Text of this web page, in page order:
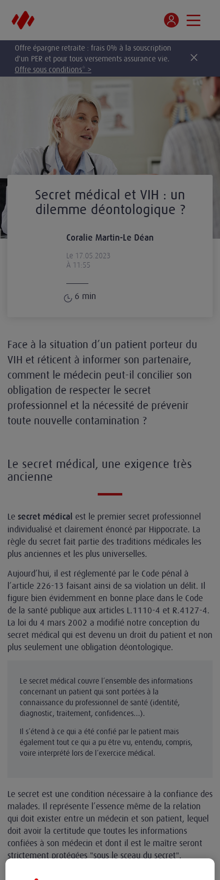
Offre épargne retraite : frais 0% à la souscription
d'un PER et pour tous versements assurance vie.
Offre sous conditions* >
Secret médical et VIH : un
dilemme déontologique ?
Coralie Martin-Le Déan
Le 17.05.2023
À 11:55
6 min
Face à la situation d’un patient porteur du
VIH et réticent à informer son partenaire,
comment le médecin peut-il concilier son
obligation de respecter le secret
professionnel et la nécessité de prévenir
toute nouvelle contamination ?
Le secret médical, une exigence très
ancienne
Le secret médical est le premier secret professionnel
individualisé et clairement énoncé par Hippocrate. La
règle du secret fait partie des traditions médicales les
plus anciennes et les plus universelles.
Aujourd’hui, il est réglementé par le Code pénal à
l’article 226-13 faisant ainsi de sa violation un délit. Il
figure bien évidemment en bonne place dans le Code
de la santé publique aux articles L.1110-4 et R.4127-4.
La loi du 4 mars 2002 a modifié notre conception du
secret médical qui est devenu un droit du patient et non
plus seulement une obligation déontologique.
Le secret médical couvre l’ensemble des informations
concernant un patient qui sont portées à la
connaissance du professionnel de santé (identité,
diagnostic, traitement, confidences…).
Il s’étend à ce qui a été confié par le patient mais
également tout ce qui a pu être vu, entendu, compris,
voire interprété lors de l’exercice médical.
Le secret est une condition nécessaire à la confiance des
malades. Il représente l’essence même de la relation
qui doit exister entre un médecin et son patient, lequel
doit avoir la certitude que toutes les informations
confiées à son médecin et dont il est le maître seront
strictement protégées "sous le sceau du secret".